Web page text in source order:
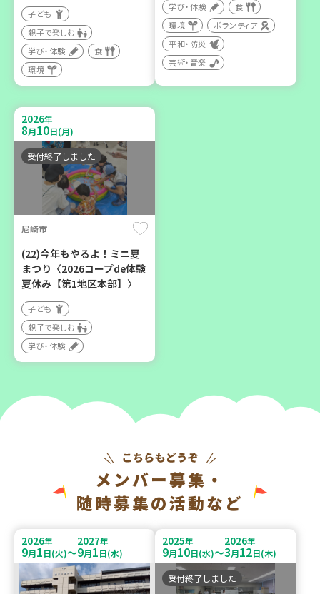
西宮市
野菜を食べよう！ベジ活キ
ャンペーン【第２地区】
子ども
親子で楽しむ
学び・体験
食
子ども
親子で楽しむ
学び・体験
食
環境
学び・体験
食
環境
ボランティア
平和・防災
芸術・音楽
2026年
8月10日(月)
受付終了しました
尼崎市
(22)今年もやるよ！ミニ夏
まつり〈2026コープde体験
夏休み【第1地区本部】〉
子ども
親子で楽しむ
学び・体験
メンバー募集・
随時募集の活動など
2026年
9月1日(火)～
2027年
9月1日(水)
2025年
9月10日(水)～
2026年
3月12日(木)
受付終了しました